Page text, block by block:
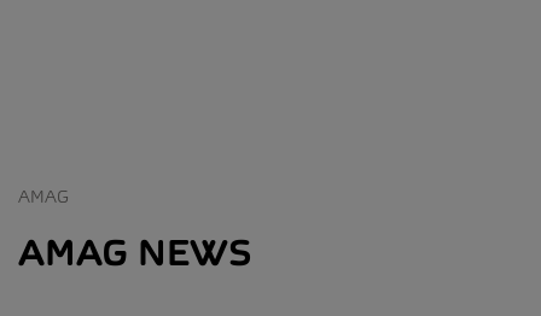
AMAG
AMAG NEWS